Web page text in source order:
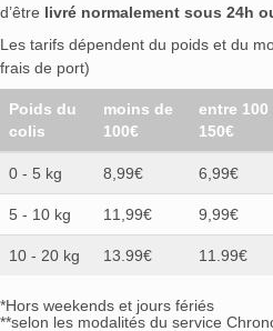
d’être livré normalement sous 24h
Les tarifs dépendent du poids et du
frais de port)
Poids du
colis
moins de
100€
entre 100
150€
0 - 5 kg 8,99€ 6,99€
5 - 10 kg 11,99€ 9,99€
10 - 20 kg 13.99€ 11.99€
*Hors weekends et jours fériés
**selon les modalités du service